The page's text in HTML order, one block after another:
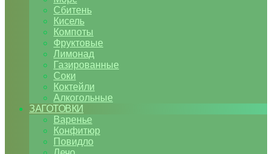
Сбитень
Кисель
Компоты
Фруктовые
Лимонад
Газированные
Соки
Коктейли
Алкогольные
ЗАГОТОВКИ
Варенье
Конфитюр
Повидло